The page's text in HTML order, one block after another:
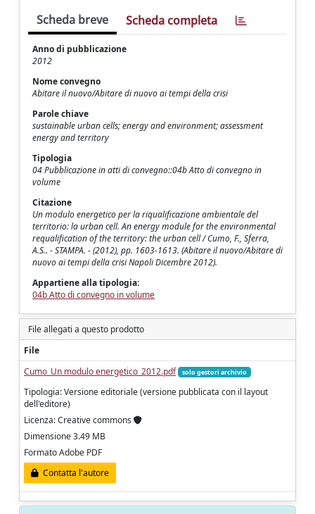
Scheda breve Scheda completa
Anno di pubblicazione
2012
Nome convegno
Abitare il nuovo/Abitare di nuovo ai tempi della crisi
Parole chiave
sustainable urban cells; energy and environment; assessment
energy and territory
Tipologia
04 Pubblicazione in atti di convegno::04b Atto di convegno in
volume
Citazione
Un modulo energetico per la riqualificazione ambientale del
territorio: la urban cell. An energy module for the environmental
requalification of the territory: the urban cell / Cumo, F., Sferra,
A.S.. - STAMPA. - (2012), pp. 1603-1613. (Abitare il nuovo/Abitare di
nuovo ai tempi della crisi Napoli Dicembre 2012).
Appartiene alla tipologia:
04b Atto di convegno in volume
File allegati a questo prodotto
File
Cumo_Un modulo energetico_2012.pdf
solo gestori archivio
Tipologia: Versione editoriale (versione pubblicata con il layout
dell'editore)
Licenza: Creative commons
Dimensione 3.49 MB
Formato Adobe PDF
Contatta l'autore